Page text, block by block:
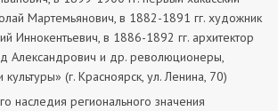
Мартемьянович, в 1882-1891 гг. художник
Иннокентьевич, в 1886-1892 гг. архитектор
Александрович и др. революционеры,
(г. Красноярск, ул. Ленина, 70)
наследия регионального значения